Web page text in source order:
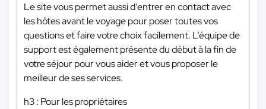
Le site vous permet aussi d’entrer en contact avec
les hôtes avant le voyage pour poser toutes vos
questions et faire votre choix facilement. L’équipe de
support est également présente du début à la fin de
votre séjour pour vous aider et vous proposer le
meilleur de ses services.
h3 : Pour les propriétaires